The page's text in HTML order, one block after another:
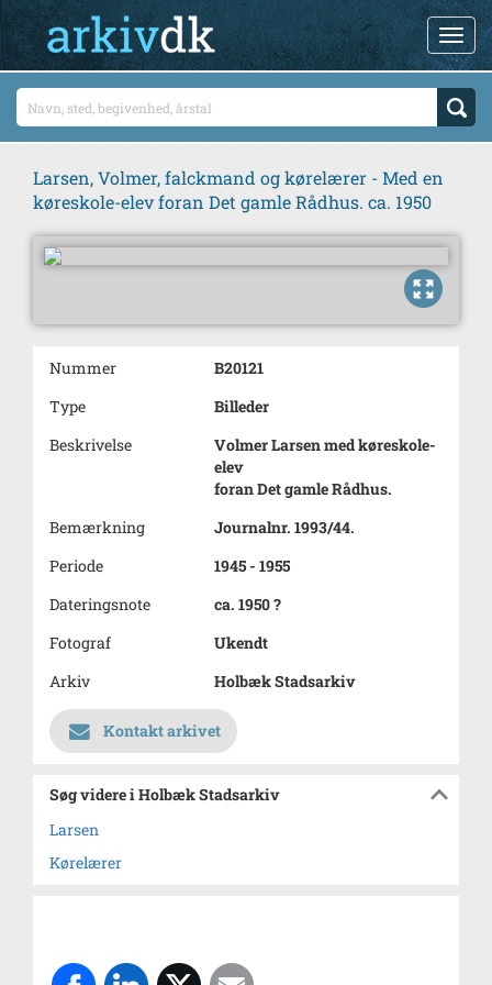
Larsen, Volmer, falckmand og kørelærer - Med en
køreskole-elev foran Det gamle Rådhus. ca. 1950
Nummer
B20121
Type
Billeder
Beskrivelse
Volmer Larsen med køreskole-
elev
foran Det gamle Rådhus.
Bemærkning
Journalnr. 1993/44.
Periode
1945 - 1955
Dateringsnote
ca. 1950 ?
Fotograf
Ukendt
Arkiv
Holbæk Stadsarkiv
Kontakt arkivet
Søg videre i Holbæk Stadsarkiv
Larsen
Kørelærer